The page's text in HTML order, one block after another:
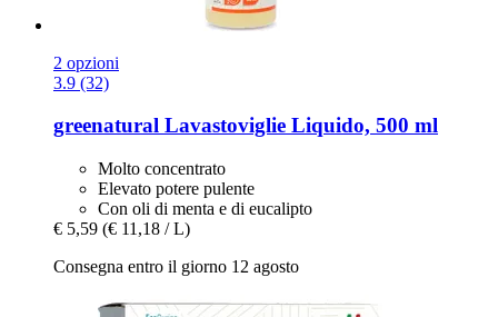
2 opzioni
3.9 (32)
greenatural Lavastoviglie Liquido, 500 ml
Molto concentrato
Elevato potere pulente
Con oli di menta e di eucalipto
€ 5,59 (€ 11,18 / L)
Consegna entro il giorno 12 agosto